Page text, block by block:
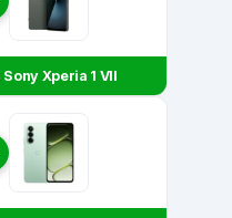
Xperia 1 VII